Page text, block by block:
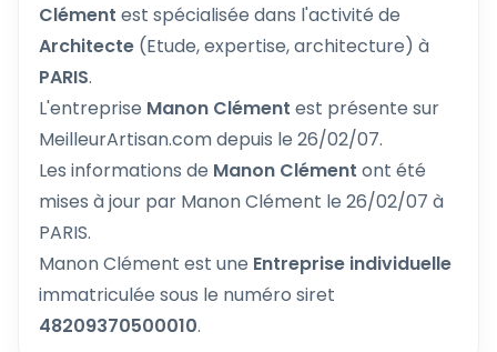
Clément est spécialisée dans l'activité de
Architecte (Etude, expertise, architecture) à
PARIS.
L'entreprise Manon Clément est présente sur
MeilleurArtisan.com depuis le 26/02/07.
Les informations de Manon Clément ont été
mises à jour par Manon Clément le 26/02/07 à
PARIS.
Manon Clément est une Entreprise individuelle
immatriculée sous le numéro siret
48209370500010.